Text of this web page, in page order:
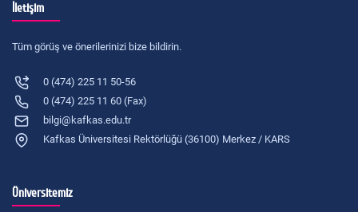
İletişim
Tüm görüş ve önerilerinizi bize bildirin.
0 (474) 225 11 50-56
0 (474) 225 11 60 (Fax)
bilgi@kafkas.edu.tr
Kafkas Üniversitesi Rektörlüğü (36100) Merkez / KARS
Üniversitemiz